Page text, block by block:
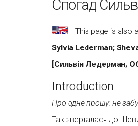
Спогад
This page is also
Sylvia Lederman;
[Сильвія Ледерман;
Introduction
Про одне прошу: не
Так зверталася до